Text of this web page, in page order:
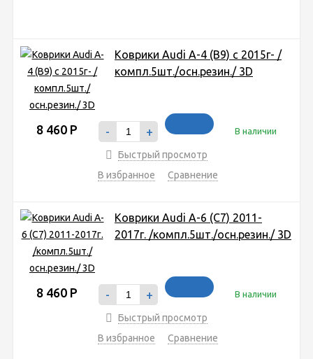
Коврики Audi A-4 (B9) с 2015г- /
компл.5шт./осн.резин./ 3D
8 460 Р - + В наличии
Быстрый просмотр
В избранное
Сравнение
Коврики Audi A-6 (C7) 2011-
2017г. /компл.5шт./осн.резин./ 3D
8 460 Р - + В наличии
Быстрый просмотр
В избранное
Сравнение